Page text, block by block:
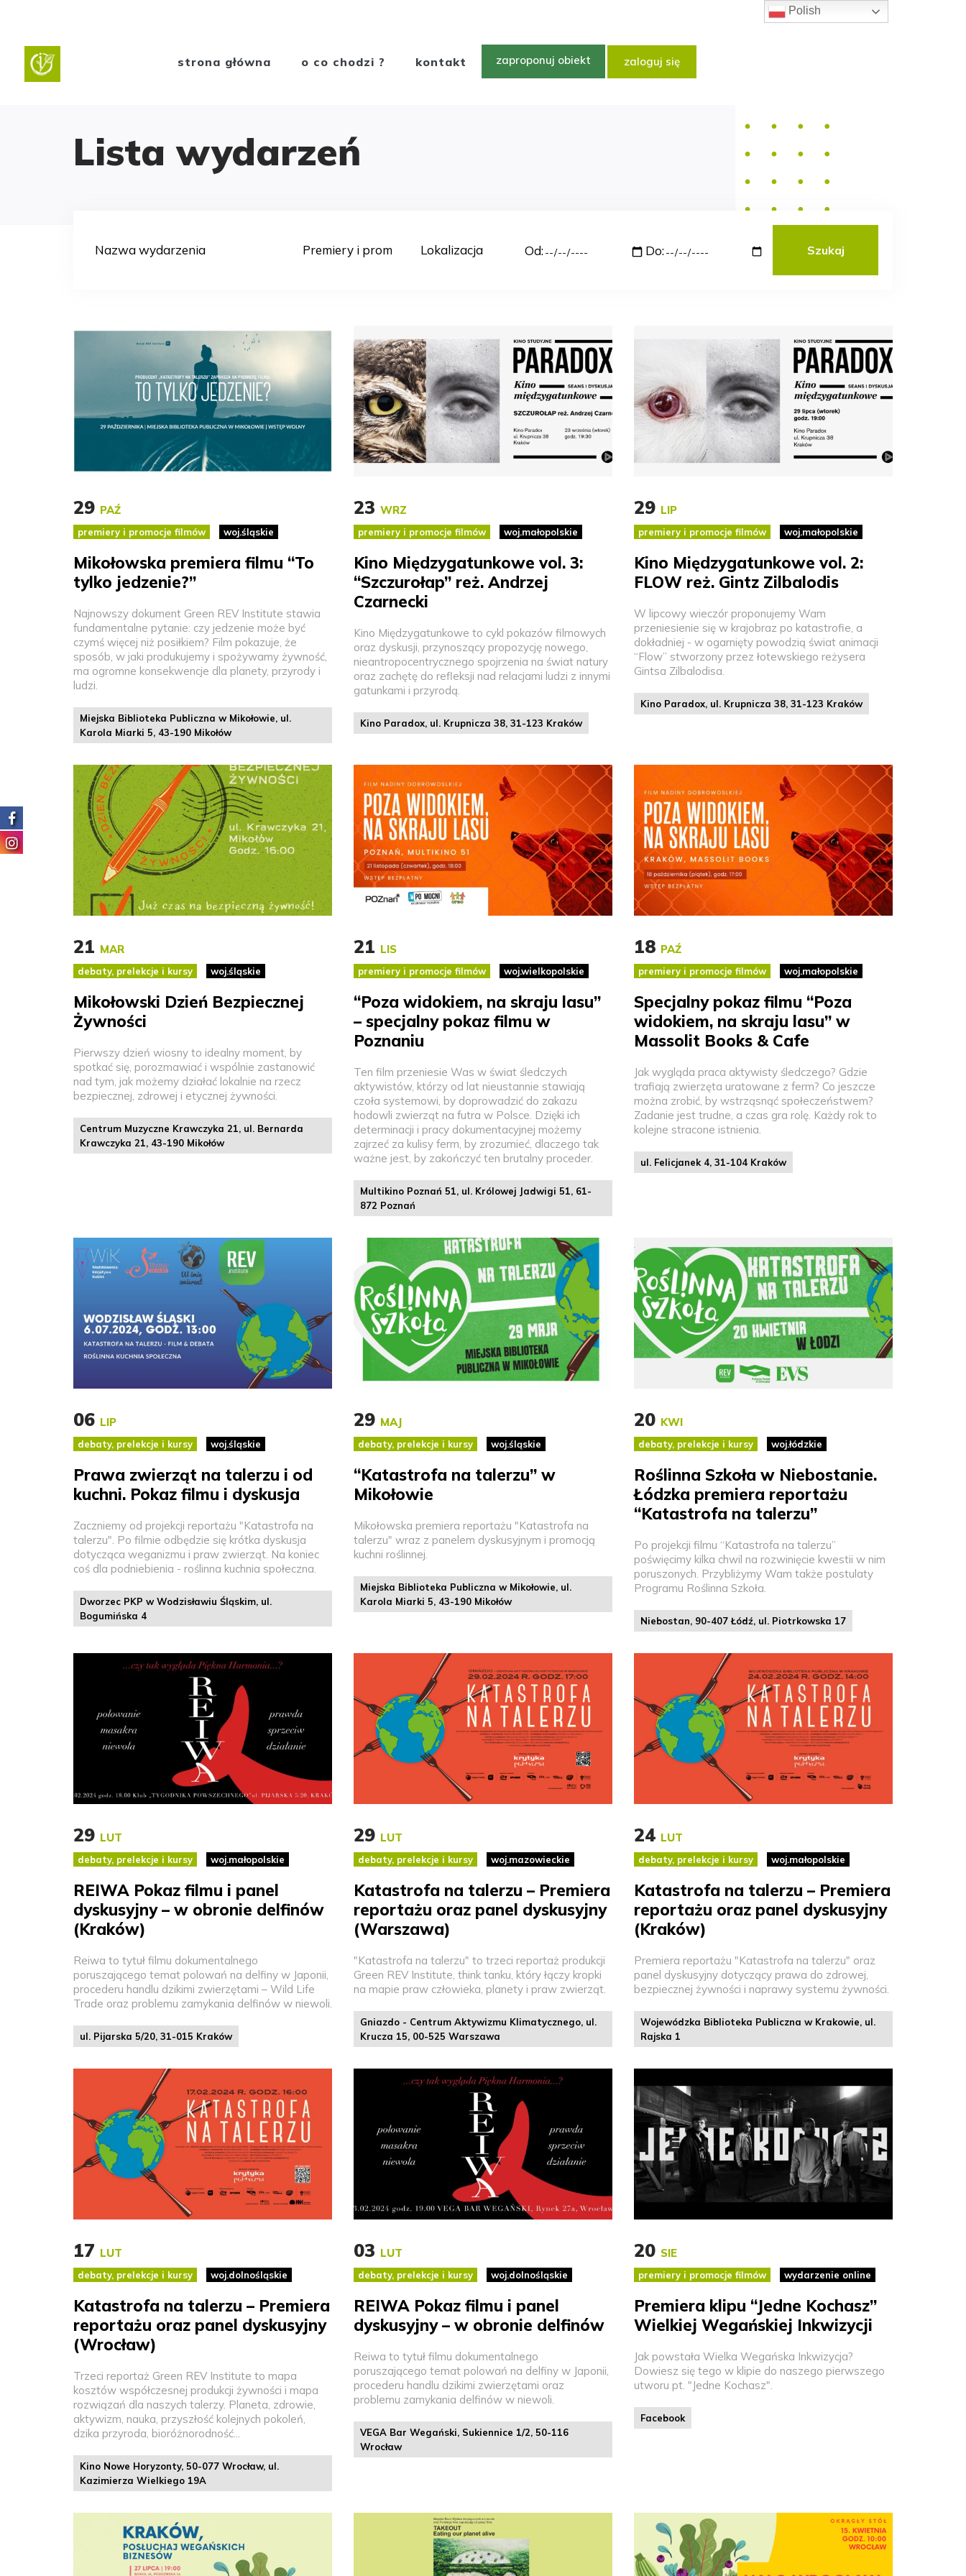
strona główna o co chodzi ? kontakt zaproponuj obiekt zaloguj się
Lista wydarzeń
Od: Do:
29 PAŹ
premiery i promocje filmów woj.śląskie
Mikołowska premiera filmu “To
tylko jedzenie?”
Najnowszy dokument Green REV Institute stawia
fundamentalne pytanie: czy jedzenie może być
czymś więcej niż posiłkiem? Film pokazuje, że
sposób, w jaki produkujemy i spożywamy żywność,
ma ogromne konsekwencje dla planety, przyrody i
ludzi.
Miejska Biblioteka Publiczna w Mikołowie, ul.
Karola Miarki 5, 43-190 Mikołów
23 WRZ
premiery i promocje filmów woj.małopolskie
Kino Międzygatunkowe vol. 3:
“Szczurołap” reż. Andrzej
Czarnecki
Kino Międzygatunkowe to cykl pokazów filmowych
oraz dyskusji, przynoszący propozycję nowego,
nieantropocentrycznego spojrzenia na świat natury
oraz zachętę do refleksji nad relacjami ludzi z innymi
gatunkami i przyrodą.
Kino Paradox, ul. Krupnicza 38, 31-123 Kraków
29 LIP
premiery i promocje filmów woj.małopolskie
Kino Międzygatunkowe vol. 2:
FLOW reż. Gintz Zilbalodis
W lipcowy wieczór proponujemy Wam
przeniesienie się w krajobraz po katastrofie, a
dokładniej - w ogarnięty powodzią świat animacji
“Flow” stworzony przez łotewskiego reżysera
Gintsa Zilbalodisa.
Kino Paradox, ul. Krupnicza 38, 31-123 Kraków
21 MAR
debaty, prelekcje i kursy woj.śląskie
Mikołowski Dzień Bezpiecznej
Żywności
Pierwszy dzień wiosny to idealny moment, by
spotkać się, porozmawiać i wspólnie zastanowić
nad tym, jak możemy działać lokalnie na rzecz
bezpiecznej, zdrowej i etycznej żywności.
Centrum Muzyczne Krawczyka 21, ul. Bernarda
Krawczyka 21, 43-190 Mikołów
21 LIS
premiery i promocje filmów woj.wielkopolskie
“Poza widokiem, na skraju lasu”
– specjalny pokaz filmu w
Poznaniu
Ten film przeniesie Was w świat śledczych
aktywistów, którzy od lat nieustannie stawiają
czoła systemowi, by doprowadzić do zakazu
hodowli zwierząt na futra w Polsce. Dzięki ich
determinacji i pracy dokumentacyjnej możemy
zajrzeć za kulisy ferm, by zrozumieć, dlaczego tak
ważne jest, by zakończyć ten brutalny proceder.
Multikino Poznań 51, ul. Królowej Jadwigi 51, 61-
872 Poznań
18 PAŹ
premiery i promocje filmów woj.małopolskie
Specjalny pokaz filmu “Poza
widokiem, na skraju lasu” w
Massolit Books & Cafe
Jak wygląda praca aktywisty śledczego? Gdzie
trafiają zwierzęta uratowane z ferm? Co jeszcze
można zrobić, by wstrząsnąć społeczeństwem?
Zadanie jest trudne, a czas gra rolę. Każdy rok to
kolejne stracone istnienia.
ul. Felicjanek 4, 31-104 Kraków
06 LIP
debaty, prelekcje i kursy woj.śląskie
Prawa zwierząt na talerzu i od
kuchni. Pokaz filmu i dyskusja
Zaczniemy od projekcji reportażu "Katastrofa na
talerzu". Po filmie odbędzie się krótka dyskusja
dotycząca weganizmu i praw zwierząt. Na koniec
coś dla podniebienia - roślinna kuchnia społeczna.
Dworzec PKP w Wodzisławiu Śląskim, ul.
Bogumińska 4
29 MAJ
debaty, prelekcje i kursy woj.śląskie
“Katastrofa na talerzu” w
Mikołowie
Mikołowska premiera reportażu "Katastrofa na
talerzu" wraz z panelem dyskusyjnym i promocją
kuchni roślinnej.
Miejska Biblioteka Publiczna w Mikołowie, ul.
Karola Miarki 5, 43-190 Mikołów
20 KWI
debaty, prelekcje i kursy woj.łódzkie
Roślinna Szkoła w Niebostanie.
Łódzka premiera reportażu
“Katastrofa na talerzu”
Po projekcji filmu “Katastrofa na talerzu”
poświęcimy kilka chwil na rozwinięcie kwestii w nim
poruszonych. Przybliżymy Wam także postulaty
Programu Roślinna Szkoła.
Niebostan, 90-407 Łódź, ul. Piotrkowska 17
29 LUT
debaty, prelekcje i kursy woj.małopolskie
REIWA Pokaz filmu i panel
dyskusyjny – w obronie delfinów
(Kraków)
Reiwa to tytuł filmu dokumentalnego
poruszającego temat polowań na delfiny w Japonii,
procederu handlu dzikimi zwierzętami – Wild Life
Trade oraz problemu zamykania delfinów w niewoli.
ul. Pijarska 5/20, 31-015 Kraków
29 LUT
debaty, prelekcje i kursy woj.mazowieckie
Katastrofa na talerzu – Premiera
reportażu oraz panel dyskusyjny
(Warszawa)
"Katastrofa na talerzu" to trzeci reportaż produkcji
Green REV Institute, think tanku, który łączy kropki
na mapie praw człowieka, planety i praw zwierząt.
Gniazdo - Centrum Aktywizmu Klimatycznego, ul.
Krucza 15, 00-525 Warszawa
24 LUT
debaty, prelekcje i kursy woj.małopolskie
Katastrofa na talerzu – Premiera
reportażu oraz panel dyskusyjny
(Kraków)
Premiera reportażu "Katastrofa na talerzu" oraz
panel dyskusyjny dotyczący prawa do zdrowej,
bezpiecznej żywności i naprawy systemu żywności.
Wojewódzka Biblioteka Publiczna w Krakowie, ul.
Rajska 1
17 LUT
debaty, prelekcje i kursy woj.dolnośląskie
Katastrofa na talerzu – Premiera
reportażu oraz panel dyskusyjny
(Wrocław)
Trzeci reportaż Green REV Institute to mapa
kosztów współczesnej produkcji żywności i mapa
rozwiązań dla naszych talerzy. Planeta, zdrowie,
aktywizm, nauka, przyszłość kolejnych pokoleń,
dzika przyroda, bioróżnorodność...
Kino Nowe Horyzonty, 50-077 Wrocław, ul.
Kazimierza Wielkiego 19A
03 LUT
debaty, prelekcje i kursy woj.dolnośląskie
REIWA Pokaz filmu i panel
dyskusyjny – w obronie delfinów
Reiwa to tytuł filmu dokumentalnego
poruszającego temat polowań na delfiny w Japonii,
procederu handlu dzikimi zwierzętami oraz
problemu zamykania delfinów w niewoli.
VEGA Bar Wegański, Sukiennice 1/2, 50-116
Wrocław
20 SIE
premiery i promocje filmów wydarzenie online
Premiera klipu “Jedne Kochasz”
Wielkiej Wegańskiej Inkwizycji
Jak powstała Wielka Wegańska Inkwizycja?
Dowiesz się tego w klipie do naszego pierwszego
utworu pt. "Jedne Kochasz".
Facebook
Polish